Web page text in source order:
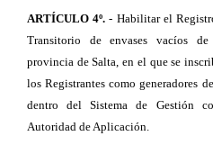
ARTÍCULO 4º. - Habilitar el
Transitorio de envases vacíos
provincia de Salta, en el que se
los Registrantes como generadores
dentro del Sistema de Gestión
Autoridad de Aplicación.